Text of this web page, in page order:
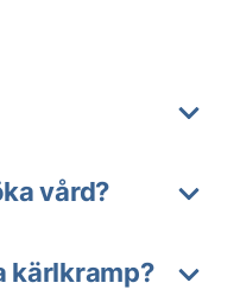
vård?
kärlkramp?